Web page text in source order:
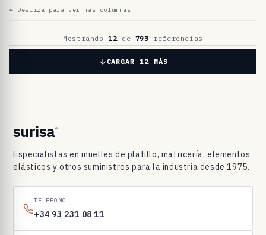
l
D
N
0
9
3
/
D
← Desliza para ver más columnas
Mostrando12de 793 referencias
CARGAR 12 MÁS
surisa®
Especialistas en muelles de platillo, matricería, elementos
elásticos y otros suministros para la industria desde 1975.
TELÉFONO
+34 93 231 08 11